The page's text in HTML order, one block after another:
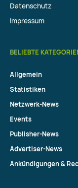
Datenschutz
Impressum
BELIEBTE
Allgemein
Statistiken
Netzwerk-News
Events
Publisher-News
Advertiser-News
Ankündigungen &